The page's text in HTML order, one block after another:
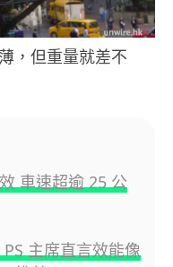
，但重量就差不
車速超逾 25 公
主席直言效能像